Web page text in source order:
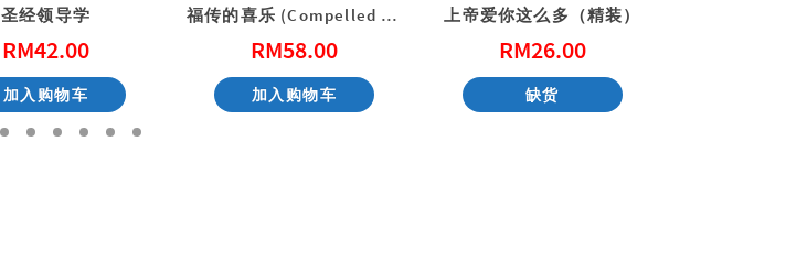
圣经领导学
RM42.00
加入购物车
福传的喜乐 (Compelled by Joy)
RM58.00
加入购物车
上帝爱你这么多（精装）
RM26.00
缺货